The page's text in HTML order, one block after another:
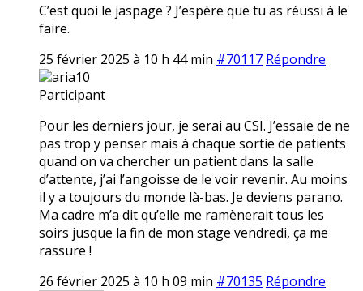
C’est quoi le jaspage ? J’espère que tu as réussi à le
faire.
25 février 2025 à 10 h 44 min #70117 Répondre
aria10
Participant
Pour les derniers jour, je serai au CSI. J’essaie de ne
pas trop y penser mais à chaque sortie de patients
quand on va chercher un patient dans la salle
d’attente, j’ai l’angoisse de le voir revenir. Au moins
il y a toujours du monde là-bas. Je deviens parano.
Ma cadre m’a dit qu’elle me ramènerait tous les
soirs jusque la fin de mon stage vendredi, ça me
rassure !
26 février 2025 à 10 h 09 min #70135 Répondre